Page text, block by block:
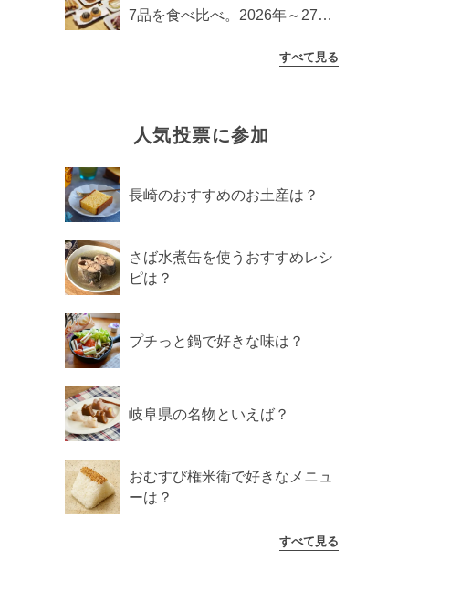
7品を食べ比べ。2026年～27年
すべて見る
人気投票に参加
長崎のおすすめのお土産は？
さば水煮缶を使うおすすめレシ
ピは？
プチっと鍋で好きな味は？
岐阜県の名物といえば？
おむすび権米衛で好きなメニュ
ーは？
すべて見る